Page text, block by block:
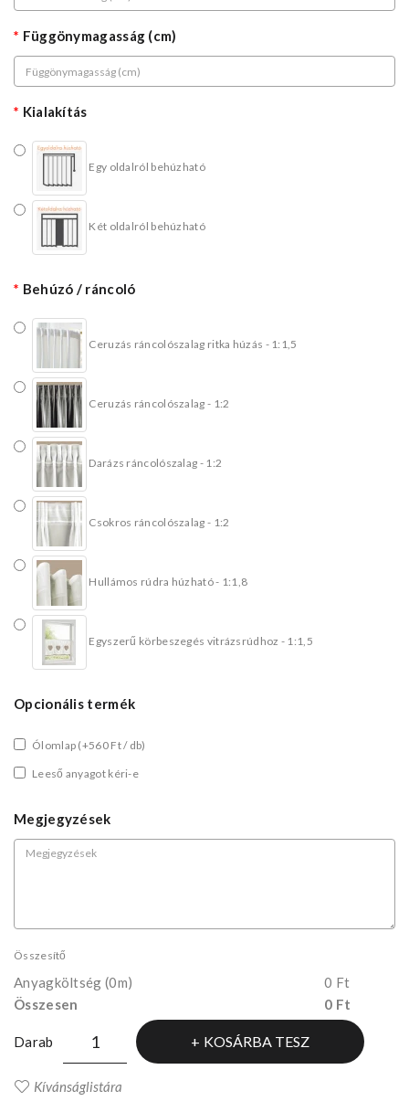
Függönymagasság (cm)
Kialakítás
Egy oldalról behúzható
Két oldalról behúzható
Behúzó / ráncoló
Ceruzás ráncolószalag ritka húzás - 1:1,5
Ceruzás ráncolószalag - 1:2
Darázs ráncolószalag - 1:2
Csokros ráncolószalag - 1:2
Hullámos rúdra húzható - 1:1,8
Egyszerű körbeszegés vitrázsrúdhoz - 1:1,5
Opcionális termék
Ólomlap (+560 Ft / db)
Leeső anyagot kéri-e
Megjegyzések
Összesítő
Anyagköltség (0m)
0 Ft
Összesen
0 Ft
Darab KOSÁRBA TESZ
Kívánságlistára